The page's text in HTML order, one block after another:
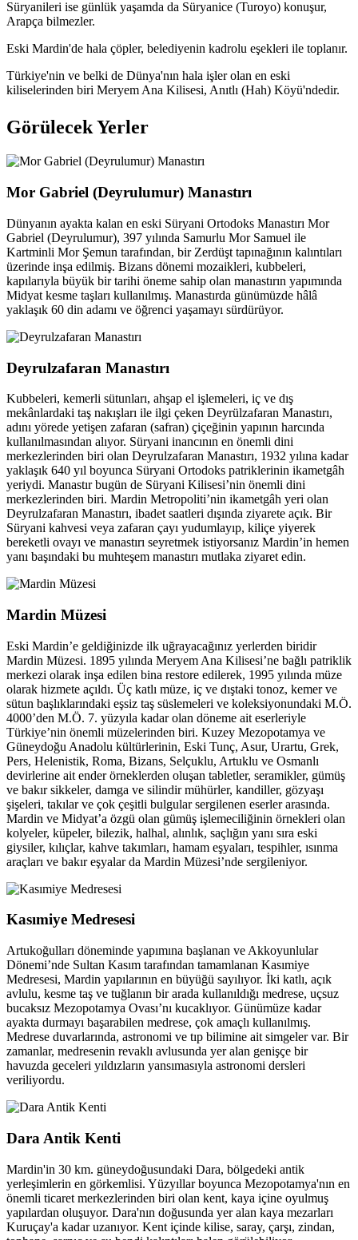
Süryanileri ise günlük yaşamda da Süryanice (Turoyo) konuşur,
Arapça bilmezler.
Eski Mardin'de hala çöpler, belediyenin kadrolu eşekleri ile toplanır.
Türkiye'nin ve belki de Dünya'nın hala işler olan en eski
kiliselerinden biri Meryem Ana Kilisesi, Anıtlı (Hah) Köyü'ndedir.
Görülecek Yerler
Mor Gabriel (Deyrulumur) Manastırı
Dünyanın ayakta kalan en eski Süryani Ortodoks Manastırı Mor
Gabriel (Deyrulumur), 397 yılında Samurlu Mor Samuel ile
Kartminli Mor Şemun tarafından, bir Zerdüşt tapınağının kalıntıları
üzerinde inşa edilmiş. Bizans dönemi mozaikleri, kubbeleri,
kapılarıyla büyük bir tarihi öneme sahip olan manastırın yapımında
Midyat kesme taşları kullanılmış. Manastırda günümüzde hâlâ
yaklaşık 60 din adamı ve öğrenci yaşamayı sürdürüyor.
Deyrulzafaran Manastırı
Kubbeleri, kemerli sütunları, ahşap el işlemeleri, iç ve dış
mekânlardaki taş nakışları ile ilgi çeken Deyrülzafaran Manastırı,
adını yörede yetişen zafaran (safran) çiçeğinin yapının harcında
kullanılmasından alıyor. Süryani inancının en önemli dini
merkezlerinden biri olan Deyrulzafaran Manastırı, 1932 yılına kadar
yaklaşık 640 yıl boyunca Süryani Ortodoks patriklerinin ikametgâh
yeriydi. Manastır bugün de Süryani Kilisesi’nin önemli dini
merkezlerinden biri. Mardin Metropoliti’nin ikametgâh yeri olan
Deyrulzafaran Manastırı, ibadet saatleri dışında ziyarete açık. Bir
Süryani kahvesi veya zafaran çayı yudumlayıp, kiliçe yiyerek
bereketli ovayı ve manastırı seyretmek istiyorsanız Mardin’in hemen
yanı başındaki bu muhteşem manastırı mutlaka ziyaret edin.
Mardin Müzesi
Eski Mardin’e geldiğinizde ilk uğrayacağınız yerlerden biridir
Mardin Müzesi. 1895 yılında Meryem Ana Kilisesi’ne bağlı patriklik
merkezi olarak inşa edilen bina restore edilerek, 1995 yılında müze
olarak hizmete açıldı. Üç katlı müze, iç ve dıştaki tonoz, kemer ve
sütun başlıklarındaki eşsiz taş süslemeleri ve koleksiyonundaki M.Ö.
4000’den M.Ö. 7. yüzyıla kadar olan döneme ait eserleriyle
Türkiye’nin önemli müzelerinden biri. Kuzey Mezopotamya ve
Güneydoğu Anadolu kültürlerinin, Eski Tunç, Asur, Urartu, Grek,
Pers, Helenistik, Roma, Bizans, Selçuklu, Artuklu ve Osmanlı
devirlerine ait ender örneklerden oluşan tabletler, seramikler, gümüş
ve bakır sikkeler, damga ve silindir mühürler, kandiller, gözyaşı
şişeleri, takılar ve çok çeşitli bulgular sergilenen eserler arasında.
Mardin ve Midyat’a özgü olan gümüş işlemeciliğinin örnekleri olan
kolyeler, küpeler, bilezik, halhal, alınlık, saçlığın yanı sıra eski
giysiler, kılıçlar, kahve takımları, hamam eşyaları, tespihler, ısınma
araçları ve bakır eşyalar da Mardin Müzesi’nde sergileniyor.
Kasımiye Medresesi
Artukoğulları döneminde yapımına başlanan ve Akkoyunlular
Dönemi’nde Sultan Kasım tarafından tamamlanan Kasımiye
Medresesi, Mardin yapılarının en büyüğü sayılıyor. İki katlı, açık
avlulu, kesme taş ve tuğlanın bir arada kullanıldığı medrese, uçsuz
bucaksız Mezopotamya Ovası’nı kucaklıyor. Günümüze kadar
ayakta durmayı başarabilen medrese, çok amaçlı kullanılmış.
Medrese duvarlarında, astronomi ve tıp bilimine ait simgeler var. Bir
zamanlar, medresenin revaklı avlusunda yer alan genişçe bir
havuzda geceleri yıldızların yansımasıyla astronomi dersleri
veriliyordu.
Dara Antik Kenti
Mardin'in 30 km. güneydoğusundaki Dara, bölgedeki antik
yerleşimlerin en görkemlisi. Yüzyıllar boyunca Mezopotamya'nın en
önemli ticaret merkezlerinden biri olan kent, kaya içine oyulmuş
yapılardan oluşuyor. Dara'nın doğusunda yer alan kaya mezarları
Kuruçay'a kadar uzanıyor. Kent içinde kilise, saray, çarşı, zindan,